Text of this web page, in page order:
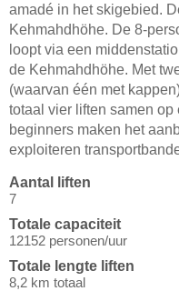
amadé in het skigebied.
Kehmahdhöhe. De 8-
loopt via een
de Kehmahdhöhe. Met
(waarvan één met
totaal vier liften samen
beginners maken het
exploiteren
Aantal liften
7
Totale capaciteit
12152 personen/uur
Totale lengte liften
8,2 km totaal